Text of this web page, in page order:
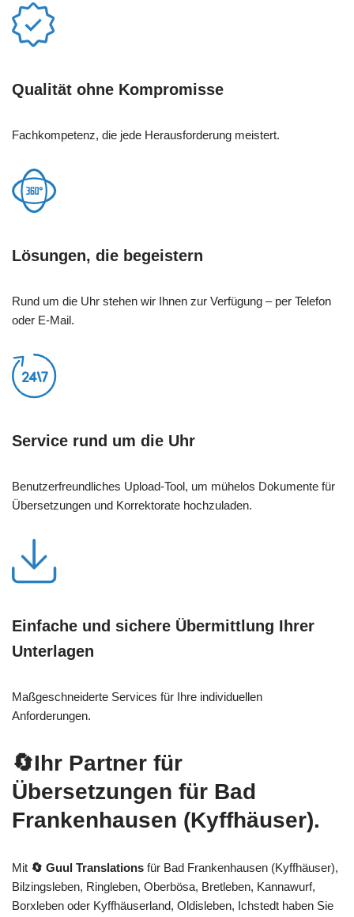
Qualität ohne Kompromisse
Fachkompetenz, die jede Herausforderung meistert.
Lösungen, die begeistern
Rund um die Uhr stehen wir Ihnen zur Verfügung – per Telefon
oder E-Mail.
Service rund um die Uhr
Benutzerfreundliches Upload-Tool, um mühelos Dokumente für
Übersetzungen und Korrektorate hochzuladen.
Einfache und sichere Übermittlung Ihrer
Unterlagen
Maßgeschneiderte Services für Ihre individuellen
Anforderungen.
🔄Ihr Partner für
Übersetzungen für Bad
Frankenhausen (Kyffhäuser).
Mit 🔄 Guul Translations für Bad Frankenhausen (Kyffhäuser),
Bilzingsleben, Ringleben, Oberbösa, Bretleben, Kannawurf,
Borxleben oder Kyffhäuserland, Oldisleben, Ichstedt haben Sie